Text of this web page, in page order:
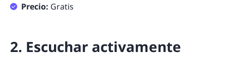
Precio: Gratis
2. Escuchar activamente